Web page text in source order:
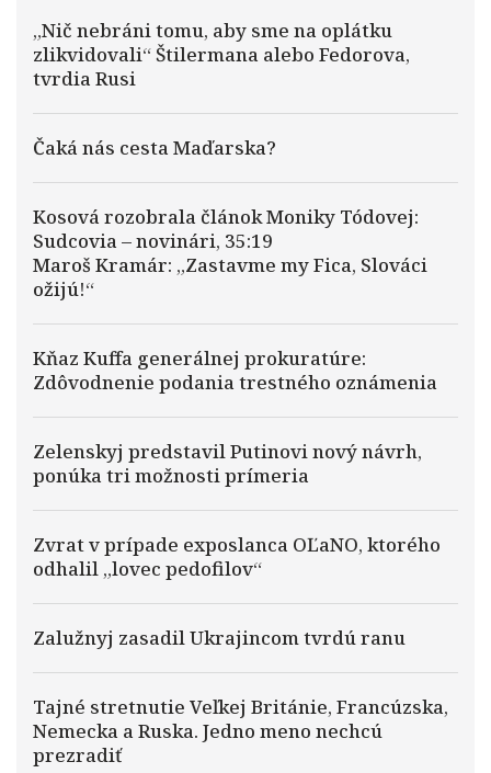
„Nič nebráni tomu, aby sme na oplátku
zlikvidovali“ Štilermana alebo Fedorova,
tvrdia Rusi
Čaká nás cesta Maďarska?
Kosová rozobrala článok Moniky Tódovej:
Sudcovia – novinári, 35:19
Maroš Kramár: „Zastavme my Fica, Slováci
ožijú!“
Kňaz Kuffa generálnej prokuratúre:
Zdôvodnenie podania trestného oznámenia
Zelenskyj predstavil Putinovi nový návrh,
ponúka tri možnosti prímeria
Zvrat v prípade exposlanca OĽaNO, ktorého
odhalil „lovec pedofilov“
Zalužnyj zasadil Ukrajincom tvrdú ranu
Tajné stretnutie Veľkej Británie, Francúzska,
Nemecka a Ruska. Jedno meno nechcú
prezradiť